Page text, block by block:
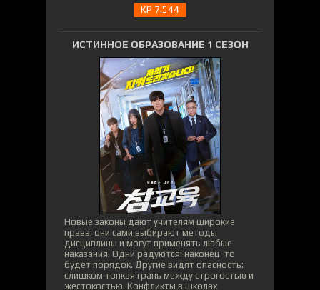
KP 7.544
ИСТИННОЕ ОБРАЗОВАНИЕ 1 СЕЗОН
Новые законы дают учителям широкие
права: они сами выбирают методы
дисциплины и могут применять любые
наказания. Одни радуются: наконец-то
будет порядок. Другие видят опасность:
слишком тонкая грань между строгостью и
жестокостью. Конфликты в школах